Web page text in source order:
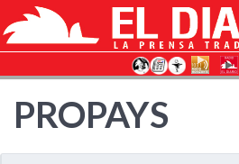
PROPAYS